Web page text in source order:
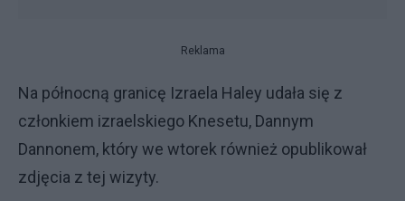
Reklama
Na północną granicę Izraela Haley udała się z
członkiem izraelskiego Knesetu, Dannym
Dannonem, który we wtorek również opublikował
zdjęcia z tej wizyty.